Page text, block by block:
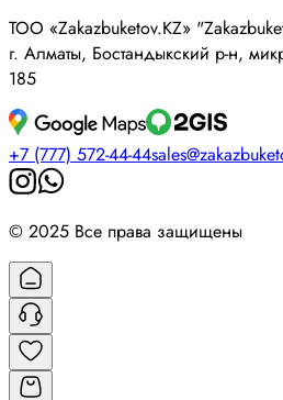
ТОО «Zakazbuketov.KZ»
г. Алматы, Бостандыкский р-н,
185
+7 (777) 572-44-44
© 2025 Все права защищены